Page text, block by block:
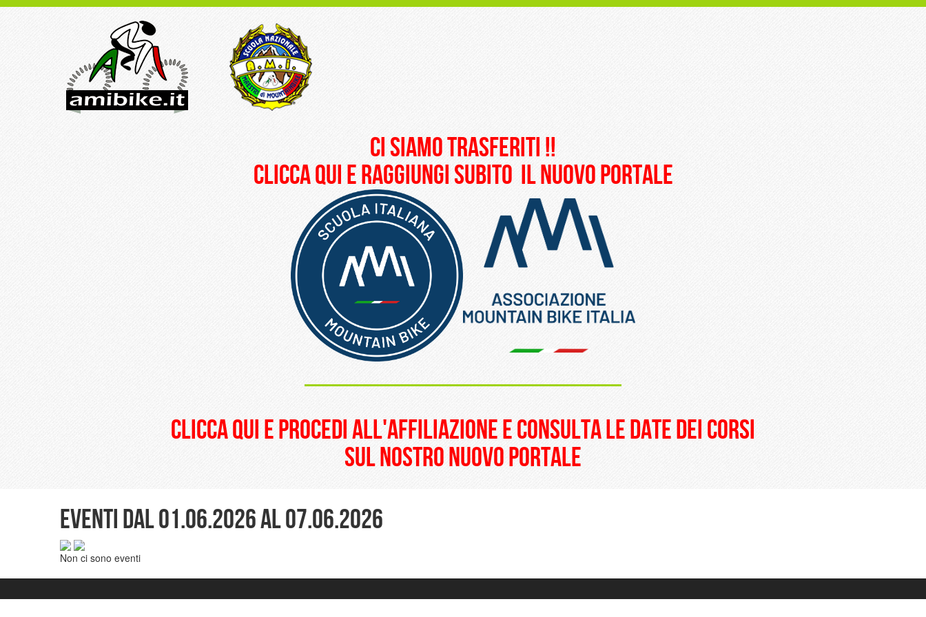
ci siamo trasferiti !!
clicca qui e raggiungi subito il nuovo portale
_______________________
clicca qui e procedi all'affiliazione e consulta le date dei corsi
sul nostro nuovo portale
Eventi dal 01.06.2026 al 07.06.2026
Non ci sono eventi